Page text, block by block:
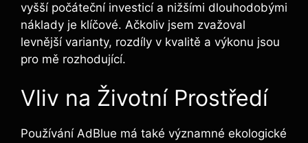
vyšší počáteční investicí a nižšími dlouhodobými
náklady je klíčové. Ačkoliv jsem zvažoval
levnější varianty, rozdíly v kvalitě a výkonu jsou
pro mě rozhodující.
Vliv na Životní Prostředí
Používání AdBlue má také významné ekologické